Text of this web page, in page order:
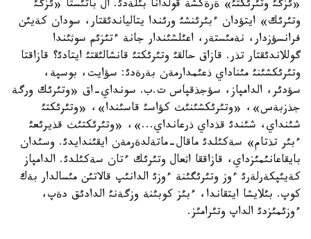
«ئزگئ وتئرئكتئ» ةرةكشة قولدانا بئلةدئ. ال باتئستا «ئزگئ
وتئرئك» ايتؤدان ءبئرئنشئ ورئندا يتالياندئقتار، سودان كةيئن
فرانسؤزدار، نةمئستةر، اعئلشئندار جانة ءتئزئم سوثئندا
گوللاندئقتار تذر. قازاق حالقئ وتئرئكتئ قانشالئقتئ ايتادئ؟ قازاقتا
وتئرئكشئنئ مئناداي ذعئمدارمةن بةرةدئ: سؤايت، بوسپة،
سؤدئر، الدامپاز، سؤجذقپاس ت.ب. سونداي-اق «وتئرئك ورگة
جذزبةس»، «وتئرئكشئنئث كؤاسئ قاسئندا»، «وتئرئكتئ
شئنداي، شئندئ قذداي ذرعانداي...»، «وتئرئكتئث قذيرئعئ
ءبئر تذتام» سةكئلدئ ماقال-ماتةلدةرمةن ايقئندايدئ. وسئدان
بايقاعانئمئزداي، قازاققا اثعال وتئرئك ءتان سةكئلدئ. الدامپاز
كةيئپكةرلةرئ ءوز وتئرئگئنة ءوزئ الدانئپ قالاتئن مئسالدار بةك
كوپ. بئلايشا ايتقاندا، ءبئز كوبئنة وزگةنئ الدادئق دةپ،
ءوزئمئزدئ الداپ وتئرامئز.